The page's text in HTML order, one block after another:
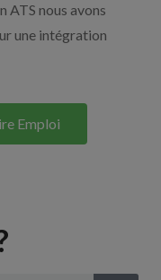
ATS nous avons
une intégration
Emploi